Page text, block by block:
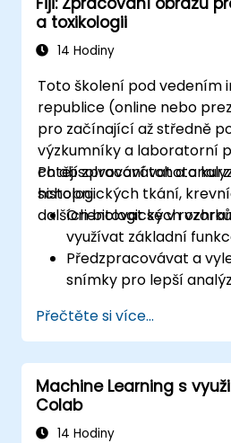
obličejů.
Získat praktické
trénováním a
Porozumět etickým
osvědčeným
technologie
a toxikologii
14 Hodiny
Toto školení pod vedením
republice (online nebo
pro začínající až středně
výzkumníky a laboratorní
chtějí zpracovávat a
histologických tkání,
dalších biologických
Po absolvování tohoto
schopni:
Orientovat se v
využívat základní
Předzpracovávat a
snímky pro lepší
včetně počítání buněk
Automatizovat
maker a pluginů.
Přizpůsobit pracovní
potřebám analýzy
biologického výzkumu.
Přečtěte si více...
Machine Learning s
Colab
14 Hodiny